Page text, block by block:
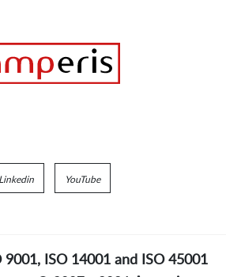
Linkedin YouTube
9001, ISO 14001 and ISO 45001